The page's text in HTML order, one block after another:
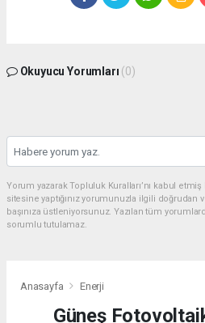
Okuyucu Yorumları (0)
Yorum yazarak Topluluk Kuralları’nı kabul
sitesine yaptığınız yorumunuzla ilgili doğrudan
başınıza üstleniyorsunuz. Yazılan tüm
sorumlu tutulamaz.
Anasayfa Enerji
Güneş